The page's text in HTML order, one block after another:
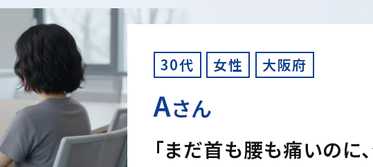
30代 女性 大阪府
Aさん
「まだ首も腰も痛いのに